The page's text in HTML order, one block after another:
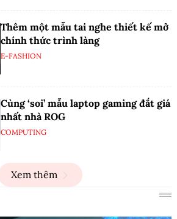
Thêm một mẫu tai nghe thiết kế mở
chính thức trình làng
E-FASHION
Cùng ‘soi’ mẫu laptop gaming đắt giá
nhất nhà ROG
COMPUTING
Xem thêm